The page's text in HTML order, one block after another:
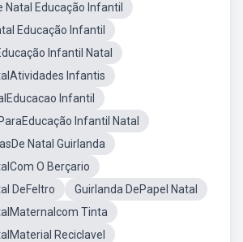
Natal Educação Infantil
Educação Infantil
Infantil Natal
Infantis
Infantil
Infantil Natal
Natal Guirlanda
O Berçario
DeFeltro
Guirlanda DePapel Natal
Tinta
Reciclavel